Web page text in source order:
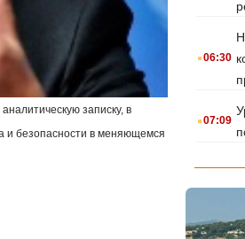
записку, в
и безопасности в меняющемся
.06:30
.07:09